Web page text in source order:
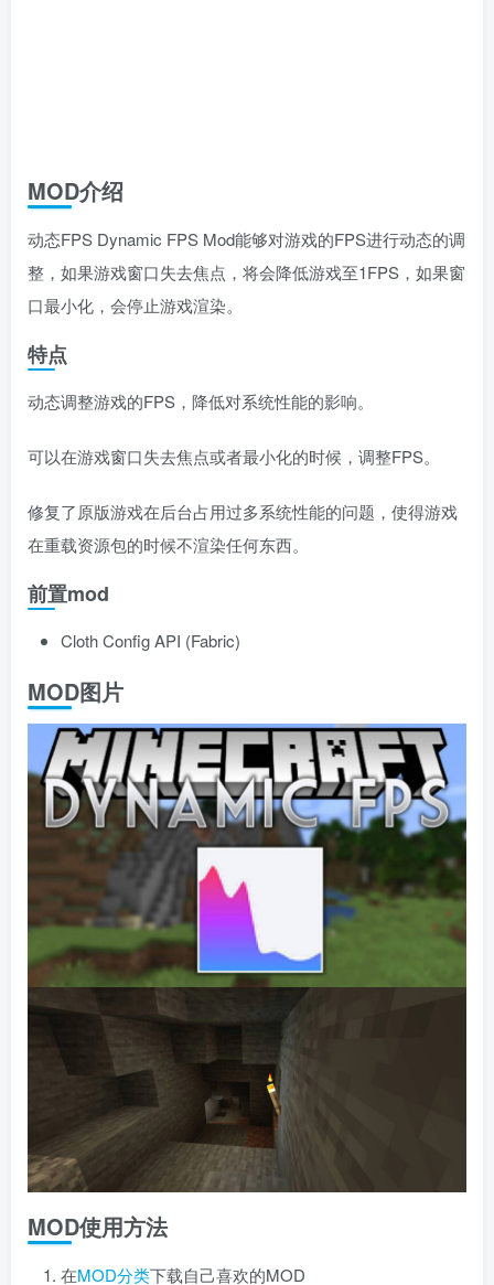
MOD介绍
动态FPS Dynamic FPS Mod能够对游戏的FPS进行动态的调
整，如果游戏窗口失去焦点，将会降低游戏至1FPS，如果窗
口最小化，会停止游戏渲染。
特点
动态调整游戏的FPS，降低对系统性能的影响。
可以在游戏窗口失去焦点或者最小化的时候，调整FPS。
修复了原版游戏在后台占用过多系统性能的问题，使得游戏
在重载资源包的时候不渲染任何东西。
前置mod
Cloth Config API (Fabric)
MOD图片
MOD使用方法
在MOD分类下载自己喜欢的MOD